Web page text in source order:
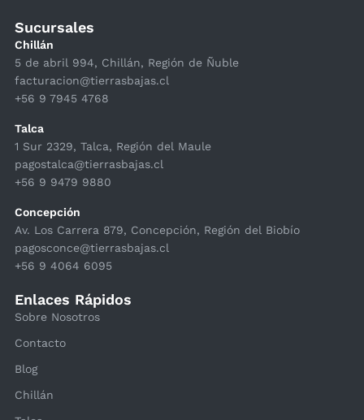
Sucursales
Chillán
5 de abril 994, Chillán, Región de Ñuble
facturacion@tierrasbajas.cl
+56 9 7945 4768
Talca
1 Sur 2329, Talca, Región del Maule
pagostalca@tierrasbajas.cl
+56 9 9479 9880
Concepción
Av. Los Carrera 879, Concepción, Región del Biobío
pagosconce@tierrasbajas.cl
+56 9 4064 6095
Enlaces Rápidos
Sobre Nosotros
Contacto
Blog
Chillán